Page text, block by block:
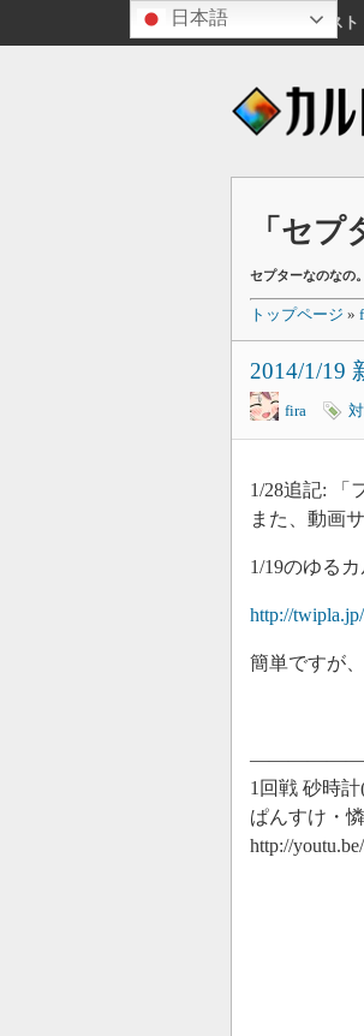
ゲスト
「セ
セプターなのなの
トップページ »
2014/1/19
fira
1/28追記: 「
また、動画
1/19のゆる
http://
簡単ですが
1回戦 砂時
ぱんすけ・
http://
日本語